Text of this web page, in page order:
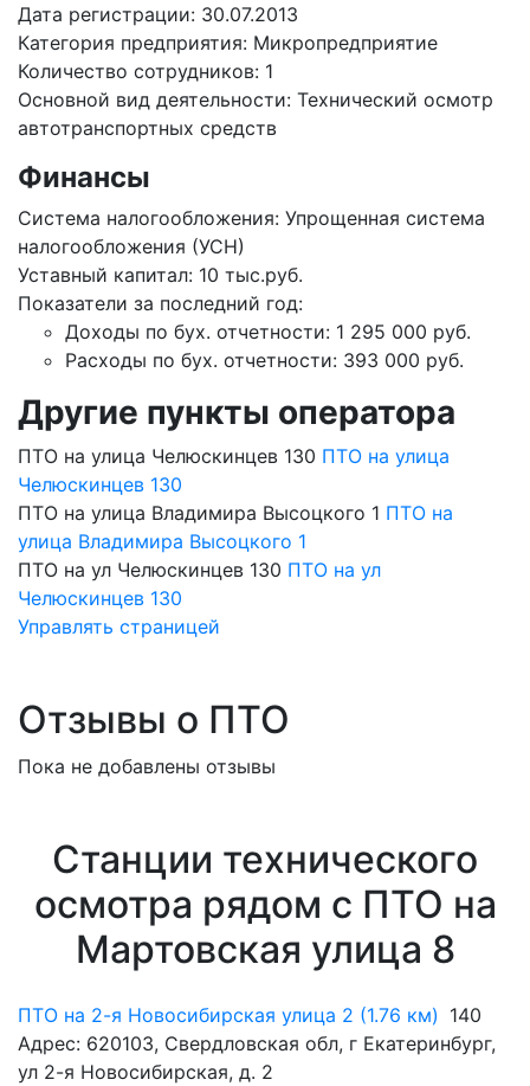
Дата регистрации: 30.07.2013
Категория предприятия: Микропредприятие
Количество сотрудников: 1
Основной вид деятельности: Технический осмотр
автотранспортных средств
Финансы
Система налогообложения: Упрощенная система
налогообложения (УСН)
Уставный капитал: 10 тыс.руб.
Показатели за последний год:
Доходы по бух. отчетности: 1 295 000 руб.
Расходы по бух. отчетности: 393 000 руб.
Другие пункты оператора
ПТО на улица Челюскинцев 130 ПТО на улица
Челюскинцев 130
ПТО на улица Владимира Высоцкого 1 ПТО на
улица Владимира Высоцкого 1
ПТО на ул Челюскинцев 130 ПТО на ул
Челюскинцев 130
Управлять страницей
Отзывы о ПТО
Пока не добавлены отзывы
Станции технического
осмотра рядом с ПТО на
Мартовская улица 8
ПТО на 2-я Новосибирская улица 2 (1.76 км) 140
Адрес: 620103, Свердловская обл, г Екатеринбург,
ул 2-я Новосибирская, д. 2